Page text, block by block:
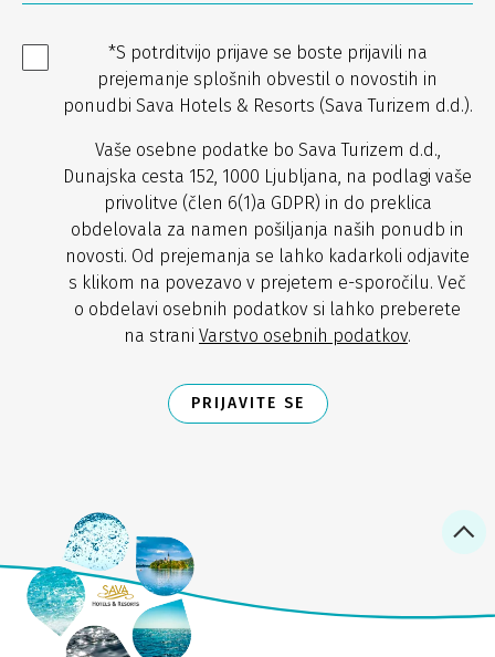
*S potrditvijo prijave se boste prijavili na
prejemanje splošnih obvestil o novostih in
ponudbi Sava Hotels & Resorts (Sava Turizem d.d.).
Vaše osebne podatke bo Sava Turizem d.d.,
Dunajska cesta 152, 1000 Ljubljana, na podlagi vaše
privolitve (člen 6(1)a GDPR) in do preklica
obdelovala za namen pošiljanja naših ponudb in
novosti. Od prejemanja se lahko kadarkoli odjavite
s klikom na povezavo v prejetem e-sporočilu. Več
o obdelavi osebnih podatkov si lahko preberete
na strani Varstvo osebnih podatkov.
PRIJAVITE SE